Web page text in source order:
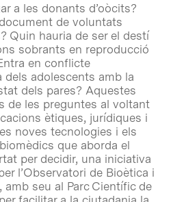
a les donants d’oòcits?
de voluntats
Quin hauria de ser el destí
sobrants en reproducció
en conflicte
dels adolescents amb la
dels pares? Aquestes
de les preguntes al voltant
ètiques, jurídiques i
noves tecnologies i els
que aborda el
per decidir, una iniciativa
l’Observatori de Bioètica i
amb seu al Parc Científic de